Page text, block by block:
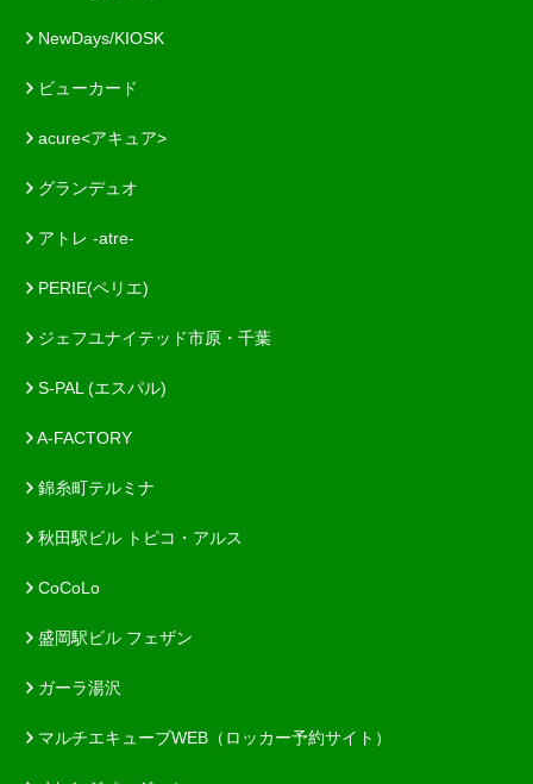
NewDays/KIOSK
ビューカード
acure<アキュア>
グランデュオ
アトレ -atre-
PERIE(ペリエ)
ジェフユナイテッド市原・千葉
S-PAL (エスパル)
A-FACTORY
錦糸町テルミナ
秋田駅ビル トピコ・アルス
CoCoLo
盛岡駅ビル フェザン
ガーラ湯沢
マルチエキューブWEB（ロッカー予約サイト）